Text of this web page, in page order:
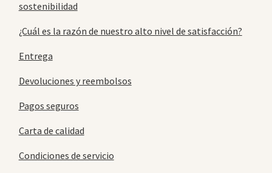
sostenibilidad
¿Cuál es la razón de nuestro alto nivel de satisfacción?
Entrega
Devoluciones y reembolsos
Pagos seguros
Carta de calidad
Condiciones de servicio